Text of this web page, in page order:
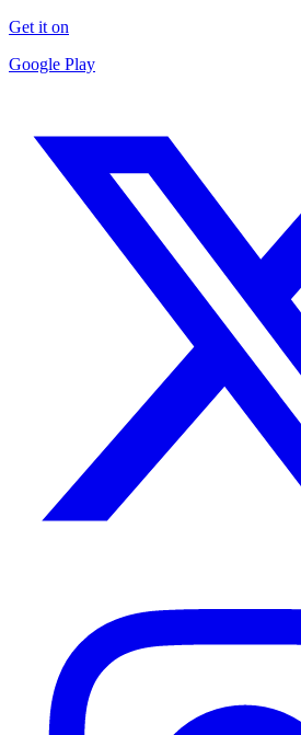
Get it on
Google Play